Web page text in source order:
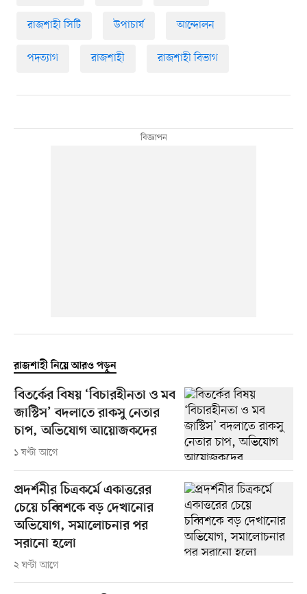
রাজশাহী সিটি উপাচার্য আন্দোলন
পদত্যাগ রাজশাহী রাজশাহী বিভাগ
রাজশাহী নিয়ে আরও পড়ুন
বিতর্কের বিষয় ‘বিচারহীনতা ও মব
জাস্টিস’ বদলাতে রাকসু নেতার
চাপ, অভিযোগ আয়োজকদের
১ ঘণ্টা আগে
প্রদর্শনীর চিত্রকর্মে একাত্তরের
চেয়ে চব্বিশকে বড় দেখানোর
অভিযোগ, সমালোচনার পর
সরানো হলো
২ ঘণ্টা আগে